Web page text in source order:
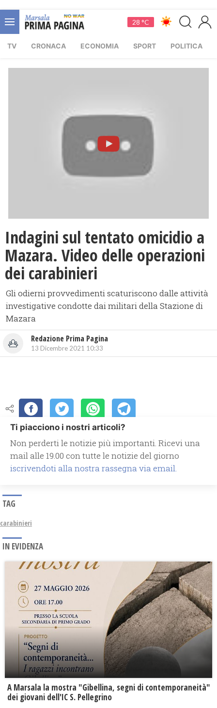
28 °C
TV CRONACA ECONOMIA SPORT POLITICA
Indagini sul tentato omicidio a
Mazara. Video delle operazioni
dei carabinieri
Gli odierni provvedimenti scaturiscono dalle attività
investigative condotte dai militari della Stazione di
Mazara
Redazione Prima Pagina
13 Dicembre 2021 10:33
Ti piacciono i nostri articoli?
Non perderti le notizie più importanti. Ricevi una
mail alle 19.00 con tutte le notizie del giorno
iscrivendoti alla nostra rassegna via email.
TAG
carabinieri
IN EVIDENZA
A Marsala la mostra "Gibellina, segni di contemporaneità"
dei giovani dell'IC S. Pellegrino